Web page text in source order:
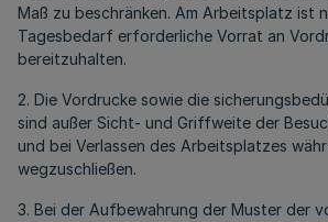
Maß zu beschränken. Am Arbeitsplatz ist
Tagesbedarf erforderliche Vorrat an
bereitzuhalten.
2. Die Vordrucke sowie die
sind außer Sicht- und Griffweite der
und bei Verlassen des Arbeitsplatzes
wegzuschließen.
3. Bei der Aufbewahrung der Muster der